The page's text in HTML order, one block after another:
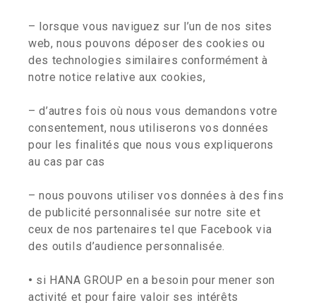
– lorsque vous naviguez sur l’un de nos sites
web, nous pouvons déposer des cookies ou
des technologies similaires conformément à
notre notice relative aux cookies,
– d’autres fois où nous vous demandons votre
consentement, nous utiliserons vos données
pour les finalités que nous vous expliquerons
au cas par cas
– nous pouvons utiliser vos données à des fins
de publicité personnalisée sur notre site et
ceux de nos partenaires tel que Facebook via
des outils d’audience personnalisée.
• si HANA GROUP en a besoin pour mener son
activité et pour faire valoir ses intérêts